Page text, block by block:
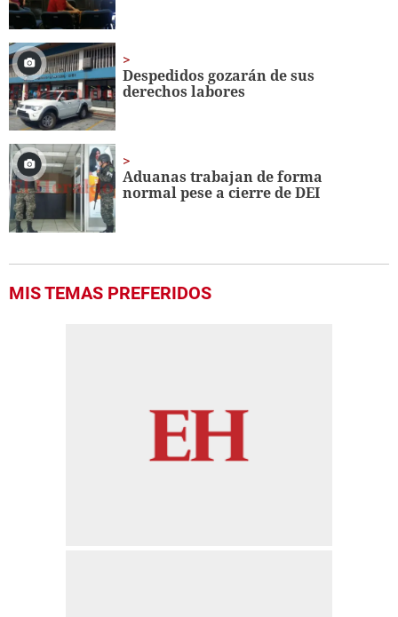
Despedidos gozarán de sus
derechos labores
Aduanas trabajan de forma
normal pese a cierre de DEI
MIS TEMAS PREFERIDOS